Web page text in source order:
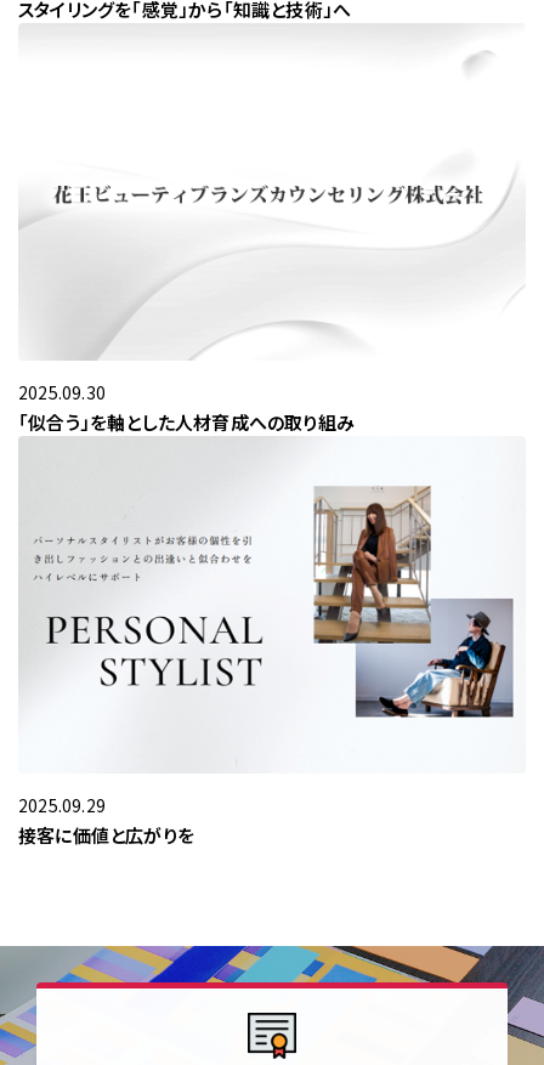
スタイリングを「感覚」から「知識と技術」へ
2025.09.30
「似合う」を軸とした人材育成への取り組み
2025.09.29
接客に価値と広がりを